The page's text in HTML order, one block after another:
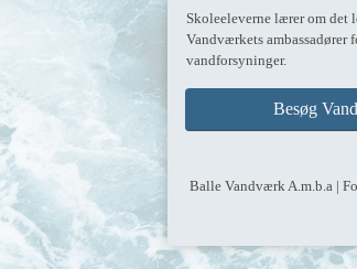
Skoleeleverne lærer om det
Vandværkets ambassadører
vandforsyninger.
Besøg
Balle Vandværk A.m.b.a |